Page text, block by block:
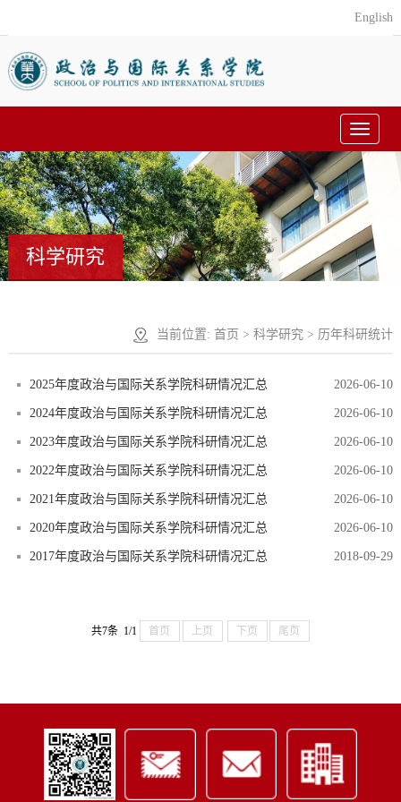
English
Toggle
科学研究
当前位置:首页 >科学研究 > 历年科研统计
2025年度政治与国际关系学院科研情况汇总 2026-06-10
2024年度政治与国际关系学院科研情况汇总 2026-06-10
2023年度政治与国际关系学院科研情况汇总 2026-06-10
2022年度政治与国际关系学院科研情况汇总 2026-06-10
2021年度政治与国际关系学院科研情况汇总 2026-06-10
2020年度政治与国际关系学院科研情况汇总 2026-06-10
2017年度政治与国际关系学院科研情况汇总 2018-09-29
共7条 1/1 首页 上页 下页 尾页